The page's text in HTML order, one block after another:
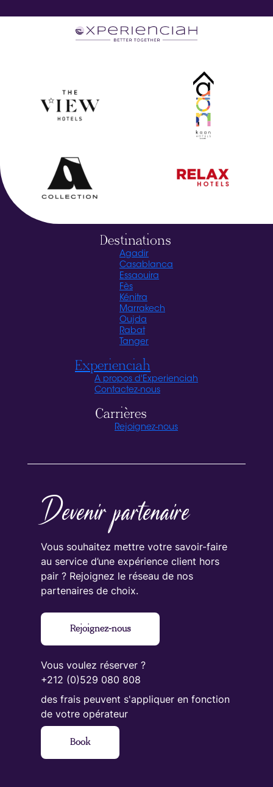
Destinations
Agadir
Casablanca
Essaouira
Fès
Kénitra
Marrakech
Oujda
Rabat
Tanger
Experienciah
A propos d'Experienciah
Contactez-nous
Carrières
Rejoignez-nous
Devenir partenaire
Vous souhaitez mettre votre savoir-faire
au service d’une expérience client hors
pair ? Rejoignez le réseau de nos
partenaires de choix.
Rejoignez-nous
Vous voulez réserver ?
+212 (0)529 080 808
des frais peuvent s'appliquer en fonction
de votre opérateur
Book